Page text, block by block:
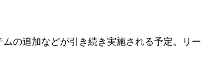
の追加などが引き続き実施される予定。リー